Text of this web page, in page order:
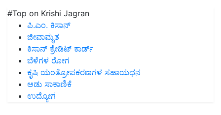
#Top on Krishi Jagran
ಪಿ.ಎಂ. ಕಿಸಾನ್
ಜೀವಾಮೃತ
ಕಿಸಾನ್ ಕ್ರೇಡಿಟ್ ಕಾರ್ಡ್
ಬೆಳೆಗಳ ರೋಗ
ಕೃಷಿ ಯಂತ್ರೋಪಕರಣಗಳ ಸಹಾಯಧನ
ಆಡು ಸಾಕಾಣಿಕೆ
ಉದ್ಯೋಗ